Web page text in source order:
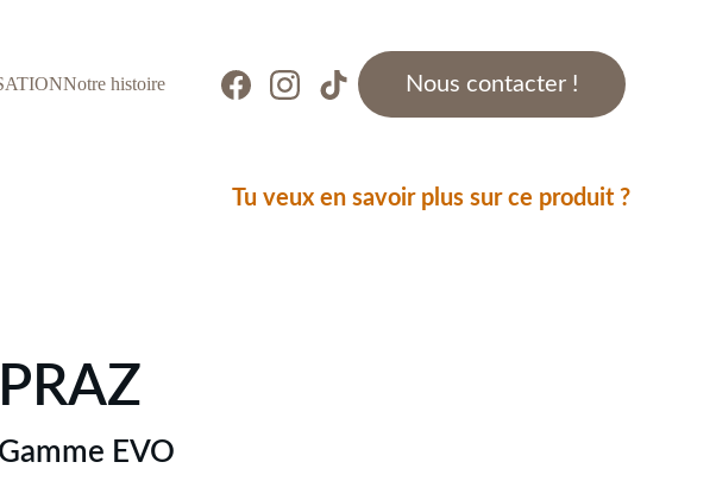
Notre histoire Nous contacter !
Tu veux en savoir plus sur ce produit ?
PRAZ
Gamme EVO